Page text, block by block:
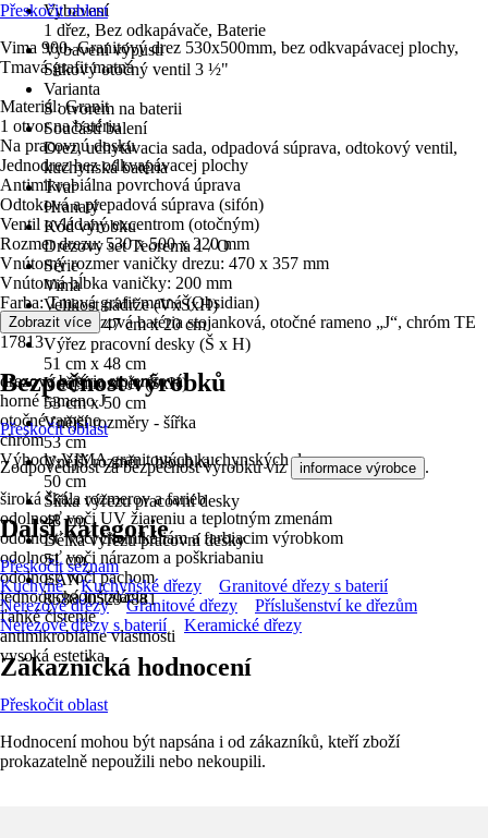
Vybavení
1 dřez, Bez odkapávače, Baterie
Vybavení výpusti
Sítkový otočný ventil 3 ½"
Varianta
S otvorem na baterii
Součástí balení
Drez, uchytávacia sada, odpadová súprava, odtokový ventil,
kuchynská batéria
Tvar
Hranatý
Kód výrobku
Drezovy set Teorema 1 / O
Série
Vima
Velikost nádrže (VxŠxH)
22 cm x 47 cm x 20 cm
Výřez pracovní desky (Š x H)
51 cm x 48 cm
Vnější rozměr (ŠxH)
53 cm x 50 cm
Vnější rozměry - šířka
53 cm
Vnější rozměr - hloubka
50 cm
Šířka výřezu pracovní desky
48 cm
Délka výřezu pracovní desky
51 cm
EAN
8588005294881
Přeskočit oblast
Vima 900- Granitový drez 530x500mm, bez odkvapávacej plochy,
Tmavá grafit matná
Materiál: Granit
1 otvor na batériu
Na pracovnú dosku
Jednodrez bez odkvapávacej plochy
Antimikrobiálna povrchová úprava
Odtoková a prepadová súprava (sifón)
Ventil ovládaný excentrom (otočným)
Rozmer drezu: 530 x 500 x 220 mm
Vnútorný rozmer vaničky drezu: 470 x 357 mm
Vnútorná hĺbka vaničky: 200 mm
Farba: Tmavá grafit matná (Obsidian)
Teorema - Drezová batéria stojanková, otočné rameno „J“, chróm TE
17813
drezová batéria stojanková
horné rameno J
otočné rameno
chróm
Výhody VIMA granitových kuchynských drezov:
široká škála rozmerov a farieb
odolnosť voči UV žiareniu a teplotným zmenám
odolnosť voči chemikáliám a farbiacim výrobkom
odolnosť voči nárazom a poškriabaniu
odolnosť voči pachom
jednoduchá inštalácia
ľahké čistenie
antimikrobiálne vlastnosti
vysoká estetika
Zobrazit více
Bezpečnost výrobků
Přeskočit oblast
Zodpovědnost za bezpečnost výrobku viz informace výrobce .
Další kategorie
Přeskočit seznam
Kuchyně
Kuchyňské dřezy
Granitové dřezy s baterií
Nerezové dřezy
Granitové dřezy
Příslušenství ke dřezům
Nerezové dřezy s baterií
Keramické dřezy
Zákaznická hodnocení
Přeskočit oblast
Hodnocení mohou být napsána i od zákazníků, kteří zboží
prokazatelně nepoužili nebo nekoupili.